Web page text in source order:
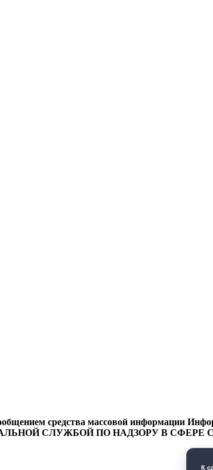
средства массовой информации
ФЕДЕРАЛЬНОЙ СЛУЖБОЙ ПО НАДЗОРУ В
К